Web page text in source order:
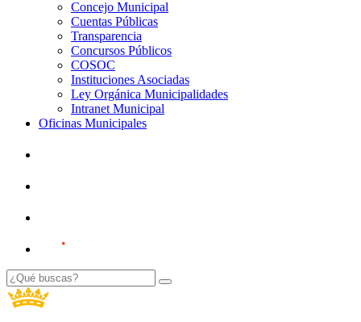
Concejo Municipal
Cuentas Públicas
Transparencia
Concursos Públicos
COSOC
Instituciones Asociadas
Ley Orgánica Municipalidades
Intranet Municipal
Oficinas Municipales